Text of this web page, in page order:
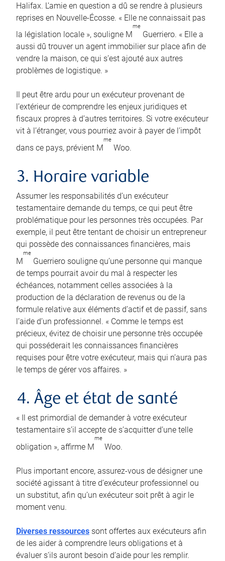
Halifax. L’amie en question a dû se rendre à plusieurs
reprises en Nouvelle-Écosse. « Elle ne connaissait pas
la législation locale », souligne M
me
Guerriero. « Elle a
aussi dû trouver un agent immobilier sur place afin de
vendre la maison, ce qui s’est ajouté aux autres
problèmes de logistique. »
Il peut être ardu pour un exécuteur provenant de
l’extérieur de comprendre les enjeux juridiques et
fiscaux propres à d’autres territoires. Si votre exécuteur
vit à l’étranger, vous pourriez avoir à payer de l’impôt
dans ce pays, prévient M
me
Woo.
3. Horaire variable
Assumer les responsabilités d’un exécuteur
testamentaire demande du temps, ce qui peut être
problématique pour les personnes très occupées. Par
exemple, il peut être tentant de choisir un entrepreneur
qui possède des connaissances financières, mais
M
me
Guerriero souligne qu’une personne qui manque
de temps pourrait avoir du mal à respecter les
échéances, notamment celles associées à la
production de la déclaration de revenus ou de la
formule relative aux éléments d’actif et de passif, sans
l’aide d’un professionnel. « Comme le temps est
précieux, évitez de choisir une personne très occupée
qui posséderait les connaissances financières
requises pour être votre exécuteur, mais qui n’aura pas
le temps de gérer vos affaires. »
4. Âge et état de santé
« Il est primordial de demander à votre exécuteur
testamentaire s’il accepte de s’acquitter d’une telle
obligation », affirme M
me
Woo.
Plus important encore, assurez-vous de désigner une
société agissant à titre d’exécuteur professionnel ou
un substitut, afin qu’un exécuteur soit prêt à agir le
moment venu.
Diverses ressources sont offertes aux exécuteurs afin
de les aider à comprendre leurs obligations et à
évaluer s’ils auront besoin d’aide pour les remplir.